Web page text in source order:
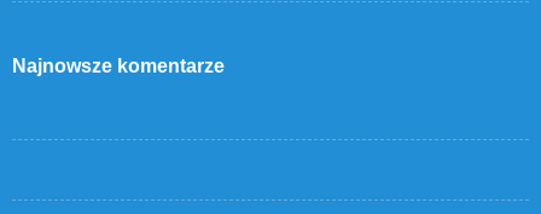
Najnowsze komentarze